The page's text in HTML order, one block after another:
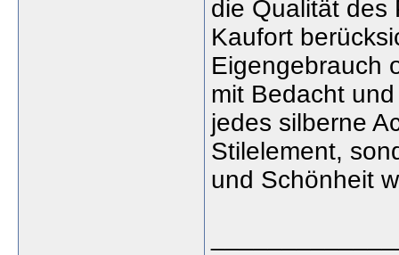
die Qualität des
Kaufort
Eigengebrauch
mit Bedacht
jedes silberne
Stilelement,
und Schönheit